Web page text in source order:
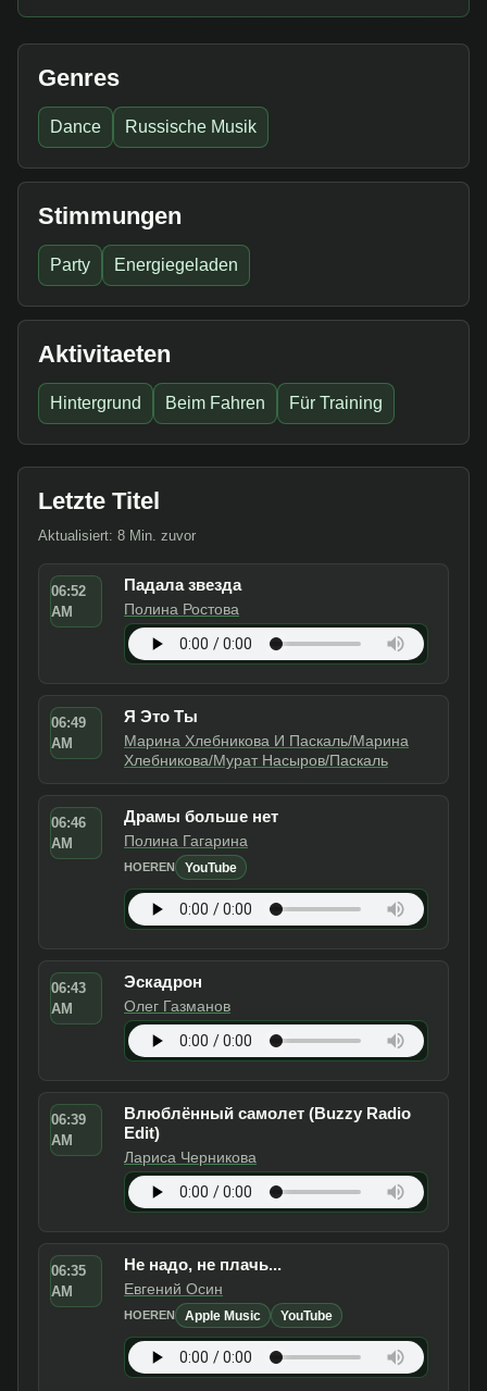
Genres
Dance Russische Musik
Stimmungen
Party Energiegeladen
Aktivitaeten
Hintergrund Beim Fahren Für Training
Letzte Titel
Aktualisiert: 8 Min. zuvor
06:52
AM
Падала звезда
Полина Ростова
06:49
AM
Я Это Ты
Марина Хлебникова И Паскаль/Марина
Хлебникова/Мурат Насыров/Паскаль
06:46
AM
Драмы больше нет
Полина Гагарина
HOEREN YouTube
06:43
AM
Эскадрон
Олег Газманов
06:39
AM
Влюблённый самолет (Buzzy Radio
Edit)
Лариса Черникова
06:35
AM
Не надо, не плачь...
Евгений Осин
HOEREN Apple Music YouTube